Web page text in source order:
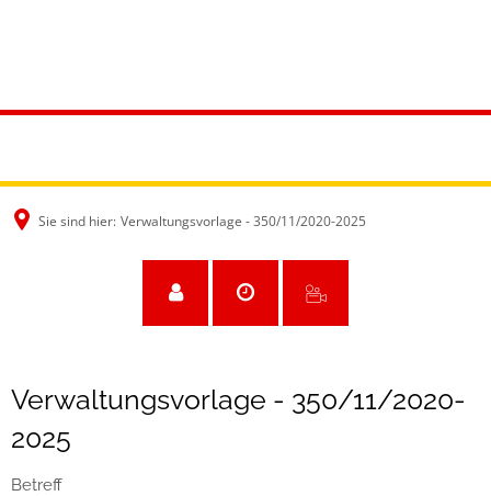
Sie sind hier: Verwaltungsvorlage - 350/11/2020-2025
Verwaltungsvorlage - 350/11/2020-
2025
Betreff